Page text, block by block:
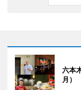
六本
月）